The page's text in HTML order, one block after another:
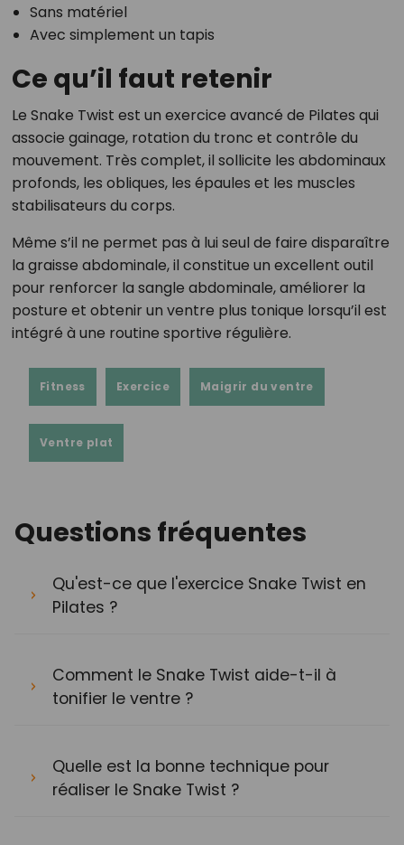
Sans matériel
Avec simplement un tapis
Ce qu’il faut retenir
Le Snake Twist est un exercice avancé de Pilates qui
associe gainage, rotation du tronc et contrôle du
mouvement. Très complet, il sollicite les abdominaux
profonds, les obliques, les épaules et les muscles
stabilisateurs du corps.
Même s’il ne permet pas à lui seul de faire disparaître
la graisse abdominale, il constitue un excellent outil
pour renforcer la sangle abdominale, améliorer la
posture et obtenir un ventre plus tonique lorsqu’il est
intégré à une routine sportive régulière.
Fitness Exercice Maigrir du ventre
Ventre plat
Questions fréquentes
Qu'est-ce que l'exercice Snake Twist en
Pilates ?
Comment le Snake Twist aide-t-il à
tonifier le ventre ?
Quelle est la bonne technique pour
réaliser le Snake Twist ?